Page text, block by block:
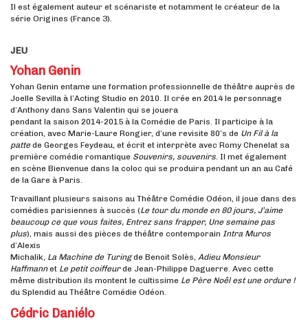
Il est également auteur et scénariste et notamment le créateur de la
série Origines (France 3).
JEU
Yohan Genin
Yohan Genin entame une formation professionnelle de théâtre auprès de
Joelle Sevilla à l’Acting Studio en 2010. Il crée en 2014 le personnage
d’Anthony dans Sans Valentin qui se jouera
pendant la saison 2014-2015 à la Comédie de Paris. Il participe à la
création, avec Marie-Laure Rongier, d’une revisite 80’s de Un Fil à la
pattede Georges Feydeau, et écrit et interprète avec Romy Chenelat sa
première comédie romantique Souvenirs, souvenirs . Il met également
en scène Bienvenue dans la coloc qui se produira pendant un an au Café
de la Gare à Paris.
Travaillant plusieurs saisons au Théâtre Comédie Odéon, il joue dans des
comédies parisiennes à succès (Le tour du monde en 80 jours, J’aime
beaucoup ce que vous faites, Entrez sans frapper, Une semaine pas
plus), mais aussi des pièces de théâtre contemporain Intra Muros
d’Alexis
Michalik, La Machine de Turingde Benoit Solès, Adieu Monsieur
Haffmannet Le petit coiffeurde Jean-Philippe Daguerre. Avec cette
même distribution ils montent le cultissime Le Père Noêl est une ordure !
du Splendid au Théâtre Comédie Odéon.
Cédric Daniélo